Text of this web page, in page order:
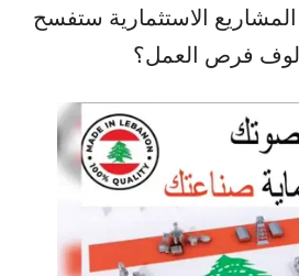
الاستثمارية ستفسح
فرص العمل؟